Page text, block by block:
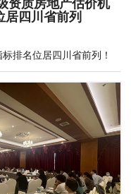
居四川省前列
排名位居四川省前列！